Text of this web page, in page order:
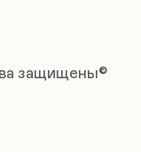
защищены©